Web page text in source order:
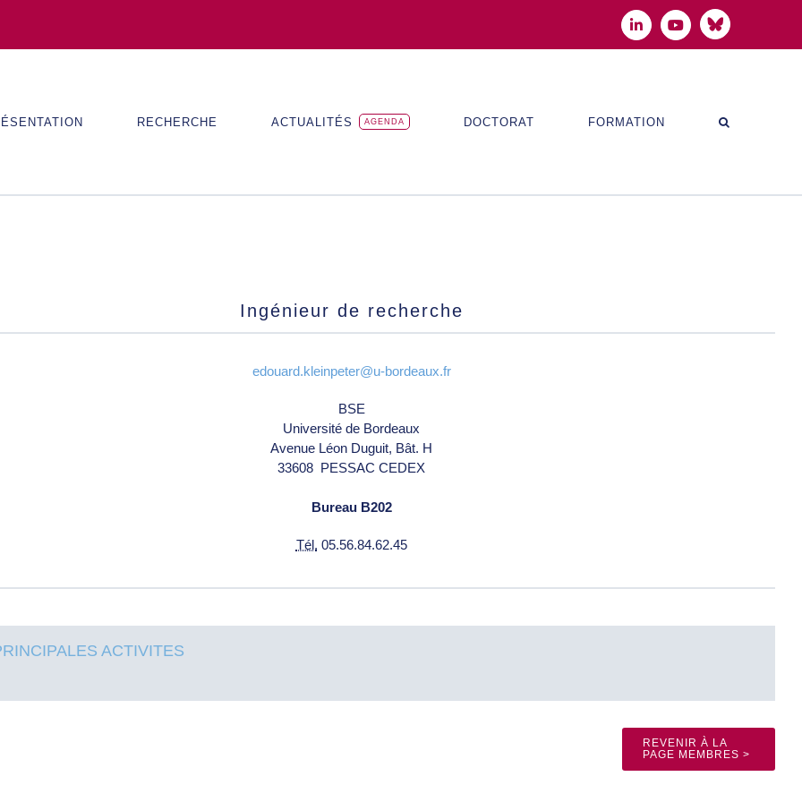
LinkedInYouTubeBluesky
RECHERCHE ACTUALITÉS AGENDA DOCTORAT FORMATION
Ingénieur de recherche
edouard.kleinpeter@u-bordeaux.fr
BSE
Université de Bordeaux
Avenue Léon Duguit, Bât. H
33608 PESSAC CEDEX
Bureau B202
Tél. 05.56.84.62.45
ACTIVITES
REVENIR À LA
PAGE MEMBRES >